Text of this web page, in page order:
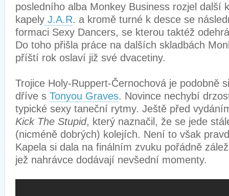
posledního alba Monkey Business rozjel další
kapely J.A.R. a kromě turné k desce se
formaci Sexy Dancers, se kterou taktéž
Do toho přišla práce na dalších skladbách
příští rok oslaví již své dvacetiny.
Trojice Holy-Ruppert-Černochová je podobně
dříve s Tonyou Graves. Novince nechybí
typické sexy taneční rytmy. Ještě před
Kick The Stupid, který naznačil, že se jede
(nicméně dobrých) kolejích. Není to však
Kapela si dala na finálním zvuku pořádně
jež nahrávce dodávají nevšední momenty.